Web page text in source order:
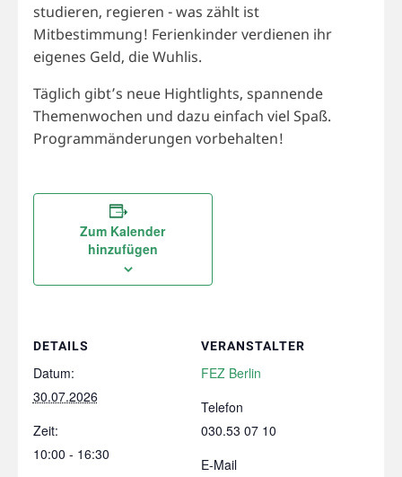
studieren, regieren - was zählt ist
Mitbestimmung! Ferienkinder verdienen ihr
eigenes Geld, die Wuhlis.
Täglich gibt’s neue Hightlights, spannende
Themenwochen und dazu einfach viel Spaß.
Programmänderungen vorbehalten!
Zum Kalender
hinzufügen
DETAILS
Datum:
30.07.2026
Zeit:
10:00 - 16:30
VERANSTALTER
FEZ Berlin
Telefon
030.53 07 10
E-Mail